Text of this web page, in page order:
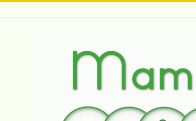
Spring